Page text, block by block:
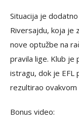
Situacija je
Riversajdu, koja je
nove optužbe na
pravila lige. Klub
istragu, dok je EFL
rezultirao ovakvom
Bonus video: